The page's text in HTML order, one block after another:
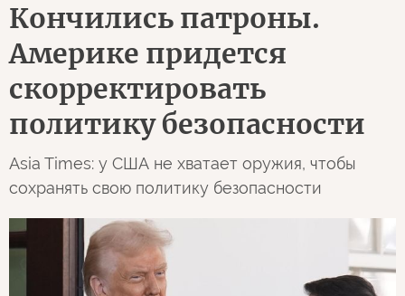
Кончились патроны.
Америке придется
скорректировать
политику безопасности
Asia Times: у США не хватает оружия, чтобы
сохранять свою политику безопасности